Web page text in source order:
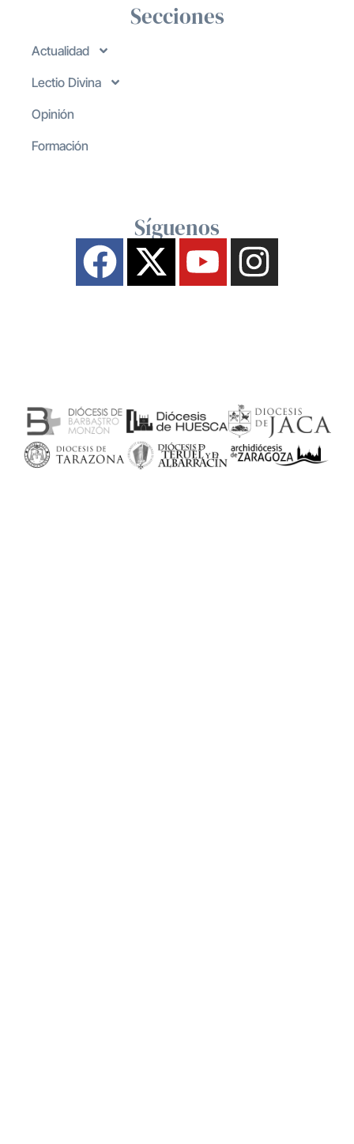
Secciones
Actualidad
Lectio Divina
Opinión
Formación
Síguenos